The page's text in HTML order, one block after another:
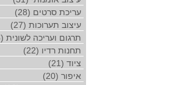
עריכת סרטים (28)
עיצוב תערוכות (27)
תרגום ועריכה לשונית (26)
תחנות רדיו (22)
ציוד (21)
איפור (20)